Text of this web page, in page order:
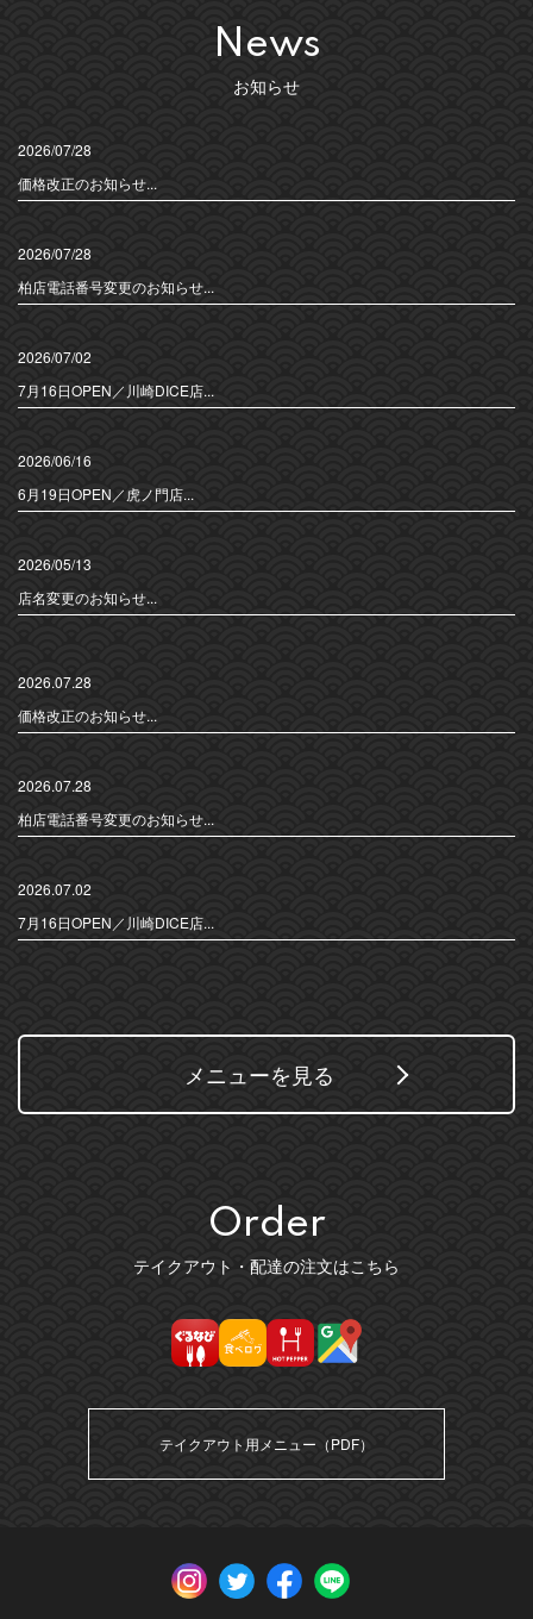
News
お知らせ
2026/07/28
価格改正のお知らせ...
2026/07/28
柏店電話番号変更のお知らせ...
2026/07/02
7月16日OPEN／川崎DICE店...
2026/06/16
6月19日OPEN／虎ノ門店...
2026/05/13
店名変更のお知らせ...
2026.07.28
価格改正のお知らせ...
2026.07.28
柏店電話番号変更のお知らせ...
2026.07.02
7月16日OPEN／川崎DICE店...
メニューを見る
Order
テイクアウト・配達の注文はこちら
テイクアウト用メニュー（PDF）